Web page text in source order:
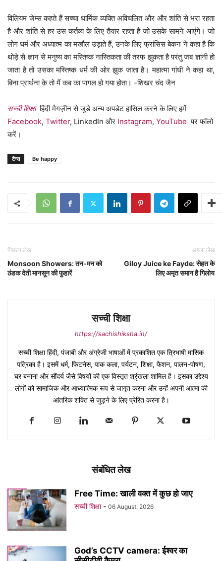
विलियम जेम्स कहते हैं सच्चा धार्मिक व्यक्ति अविचलित और और शांति से भरा रहता
है और शांति से हर उस कर्तव्य के लिए तैयार रहता है जो उसके सामने आएंगे। जो
लोग धर्म और अध्यात्म का मखौल उड़ाते हैं, उनके लिए फ्रांसिस बेकन ने कहा है कि
थोड़े से ज्ञान से मनुष्य का मस्तिष्क नास्तिकता की तरफ झुकता है परंतु जब ज्ञानी हो
जाता है तो उसका मस्तिष्क धर्म की ओर झुक जाता है। महात्मा गांधी ने कहा था,
बिना प्रार्थना के तो मैं कब का पागल हो गया होता। -शिखर चंद जैन
सच्ची शिक्षाहिंदी मैगज़ीन से जुडे अन्य अपडेट हासिल करने के लिए हमें
Facebook, Twitter, LinkedIn और Instagram, YouTube पर फॉलो
करें।
टैग्स Be happy
पिछला लेख
Monsoon Showers: तन-मन को
ठंडक देती मानसून की फुहारें
अगला लेख
Giloy Juice ke Fayde: सेहत के
लिए अमृत समान है गिलोय
सच्ची शिक्षा
https://sachishiksha.in/
सच्ची शिक्षा हिंदी, पंजाबी और अंग्रेजी भाषाओं में प्रकाशित एक त्रिभाषी मासिक
पत्रिका है। इसमें धर्म, फिटनेस, पाक कला, पर्यटन, शिक्षा, फैशन, पालन-पोषण,
घर बनाना और सौंदर्य जैसे विषयों की एक विस्तृत श्रृंखला शामिल है। इसका उद्देश्य
लोगों को सामाजिक और आध्यात्मिक रूप से जागृत करना और उन्हें अपनी आत्मा की
आंतरिक शक्ति से जुड़ने के लिए प्रेरित करना है।
संबंधित लेख
Free Time: खाली वक्त में कुछ हो जाए
सच्ची शिक्षा - 06 August, 2026
God’s CCTV camera: ईश्वर का